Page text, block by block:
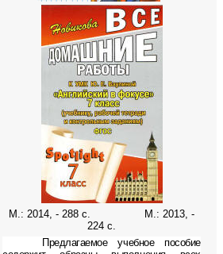
М.: 2014, - 288 с. М.: 2013, -
224 с.
Предлагаемое учебное пособие